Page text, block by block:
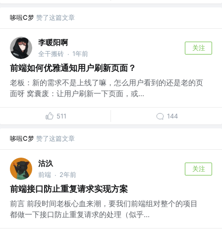
哆啦C梦 赞了这篇文章
李暖阳啊
全干搬砖 · 1年前
关注
前端如何优雅通知用户刷新页面？
老板：新的需求不是上线了嘛，怎么用户看到的还是老的页
面呀 窝囊废：让用户刷新一下页面，或...
511 144
哆啦C梦 赞了这篇文章
沽汣
前端 · 2年前
关注
前端接口防止重复请求实现方案
前言 前段时间老板心血来潮，要我们前端组对整个的项目
都做一下接口防止重复请求的处理（似乎...